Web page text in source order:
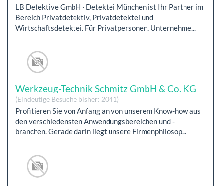
LB Detektive GmbH · Detektei München ist Ihr Partner im
Bereich Privatdetektiv, Privatdetektei und
Wirtschaftsdetektei. Für Privatpersonen, Unternehme...
Werkzeug-Technik Schmitz GmbH & Co. KG
(Eindeutige Besuche bisher: 2041)
Profitieren Sie von Anfang an von unserem Know-how aus
den verschiedensten Anwendungsbereichen und -
branchen. Gerade darin liegt unsere Firmenphilosop...